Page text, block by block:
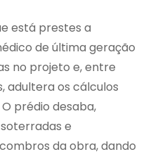
está prestes a
de última geração
no projeto e, entre
adultera os cálculos
prédio desaba,
e
da obra, dando